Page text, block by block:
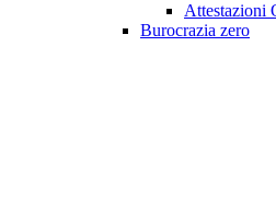
Attestazioni
Burocrazia zero